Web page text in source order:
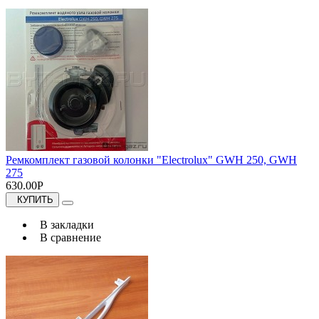
Ремкомплект газовой колонки "Electrolux" GWH 250, GWH
275
630.00Р
КУПИТЬ
В закладки
В сравнение